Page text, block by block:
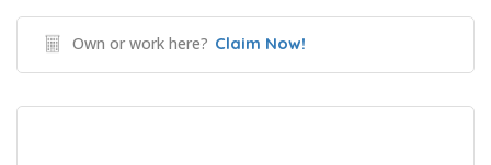
Own or work here? Claim Now!